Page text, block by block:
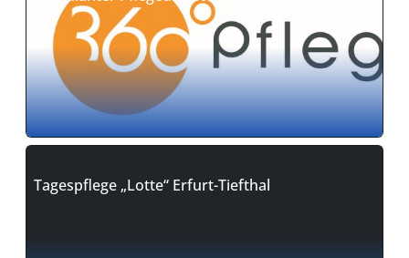
Tagespflege „Lotte“ Erfurt-Tiefthal